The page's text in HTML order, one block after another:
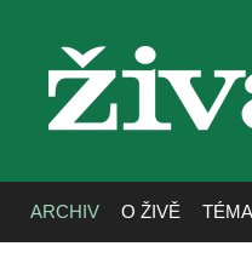
živa
ARCHIV O ŽIVĚ